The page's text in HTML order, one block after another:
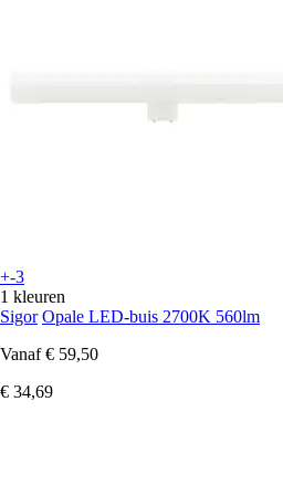
+-3
1 kleuren
Sigor Opale LED-buis 2700K 560lm
Vanaf € 59,50
€ 34,69